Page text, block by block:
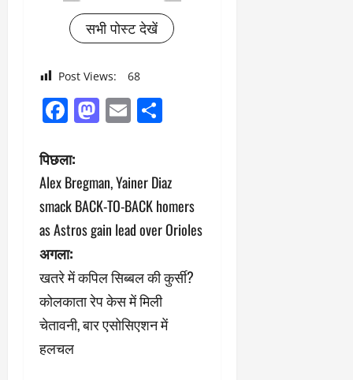
सभी पोस्ट देखें
Post Views: 68
Facebook
Mastodon
Email
पो
स्ट
ने
वि
गे
श
न
पिछला:
Alex Bregman, Yainer Diaz
smack BACK-TO-BACK homers
as Astros gain lead over Orioles
अगला:
खतरे में कपिल सिब्बल की कुर्सी?
कोलकाता रेप केस में मिली
चेतावनी, बार एसोसिएशन में
हलचल